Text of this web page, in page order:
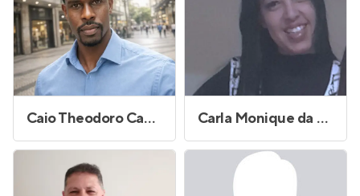
Caio Theodoro Campos Carla Monique da Silva Figueiredo